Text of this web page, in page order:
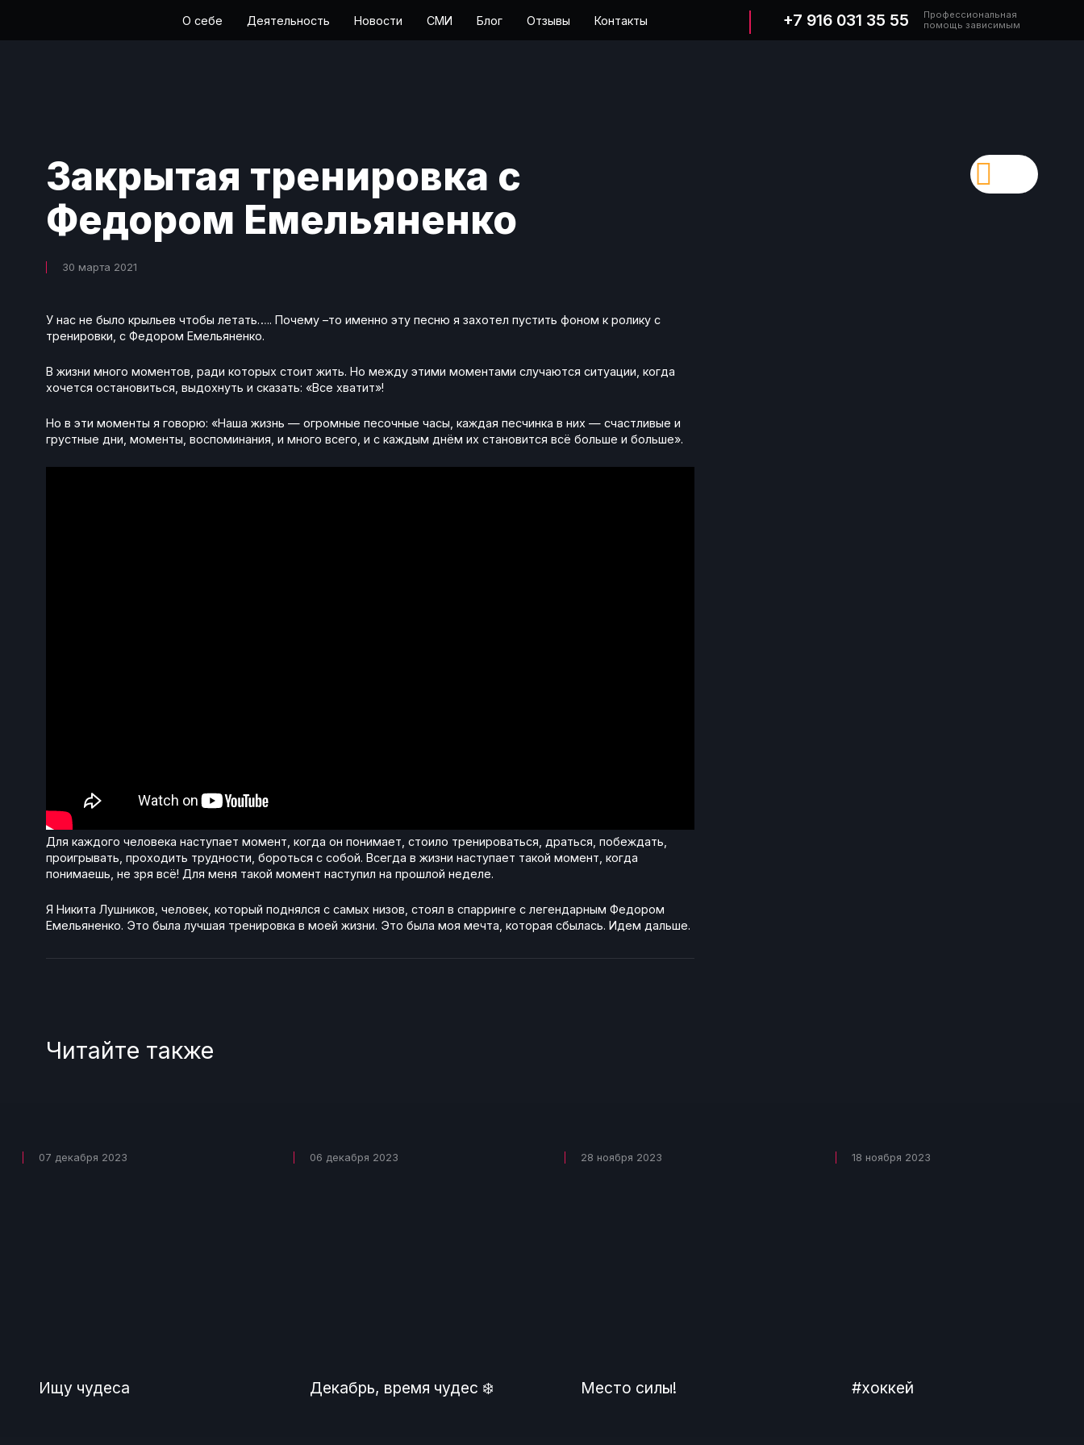
О себе Деятельность Новости СМИ Блог Отзывы Контакты +7 916 031 35 55
Профессиональная
помощь зависимым
Закрытая тренировка с
Федором Емельяненко
30 марта 2021
У нас не было крыльев чтобы летать….. Почему –то именно эту песню я захотел пустить фоном к ролику с
тренировки, с Федором Емельяненко.
В жизни много моментов, ради которых стоит жить. Но между этими моментами случаются ситуации, когда
хочется остановиться, выдохнуть и сказать: «Все хватит»!
Но в эти моменты я говорю: «Наша жизнь — огромные песочные часы, каждая песчинка в них — счастливые и
грустные дни, моменты, воспоминания, и много всего, и с каждым днём их становится всё больше и больше».
Для каждого человека наступает момент, когда он понимает, стоило тренироваться, драться, побеждать,
проигрывать, проходить трудности, бороться с собой. Всегда в жизни наступает такой момент, когда
понимаешь, не зря всё! Для меня такой момент наступил на прошлой неделе.
Я Никита Лушников, человек, который поднялся с самых низов, стоял в спарринге с легендарным Федором
Емельяненко. Это была лучшая тренировка в моей жизни. Это была моя мечта, которая сбылась. Идем дальше.
Читайте также
07 декабря 2023
Ищу чудеса
06 декабря 2023
Декабрь, время чудес ❄️
28 ноября 2023
Место силы!
18 ноября 2023
#хоккей